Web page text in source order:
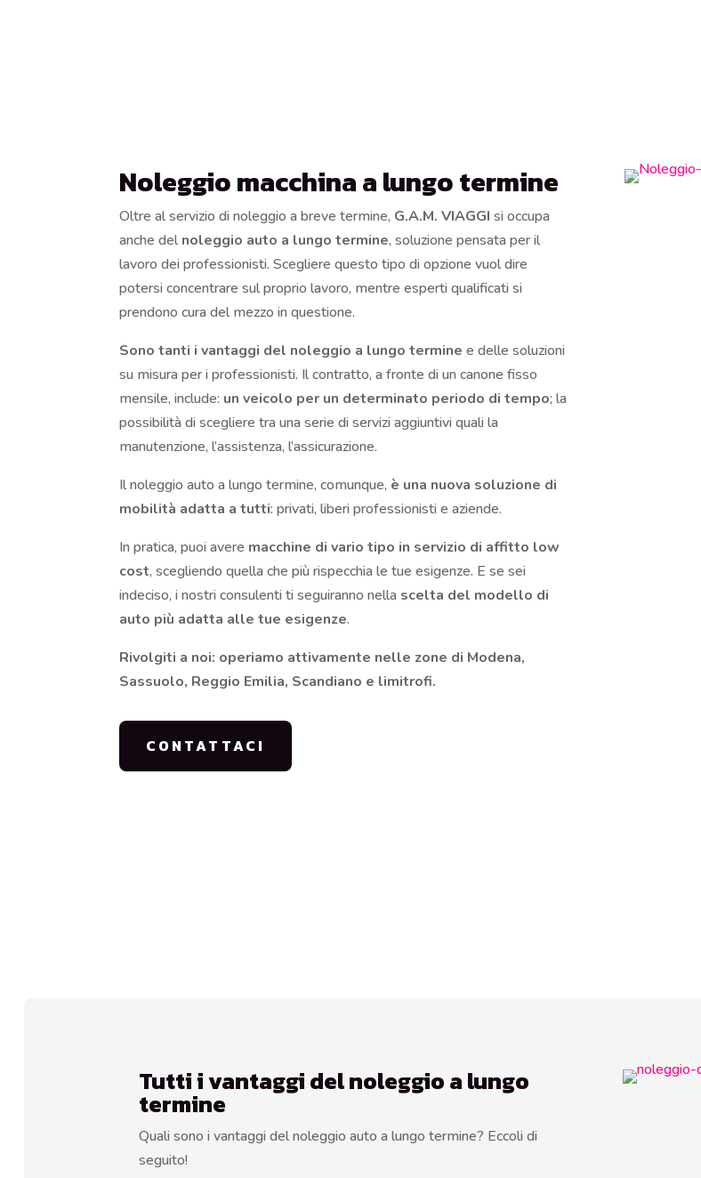
Noleggio macchina a lungo termine
Oltre al servizio di noleggio a breve termine, G.A.M. VIAGGI si occupa
anche del noleggio auto a lungo termine, soluzione pensata per il
lavoro dei professionisti. Scegliere questo tipo di opzione vuol dire
potersi concentrare sul proprio lavoro, mentre esperti qualificati si
prendono cura del mezzo in questione.
Sono tanti i vantaggi del noleggio a lungo termine e delle soluzioni
su misura per i professionisti. Il contratto, a fronte di un canone fisso
mensile, include: un veicolo per un determinato periodo di tempo; la
possibilità di scegliere tra una serie di servizi aggiuntivi quali la
manutenzione, l’assistenza, l’assicurazione.
Il noleggio auto a lungo termine, comunque, è una nuova soluzione di
mobilità adatta a tutti: privati, liberi professionisti e aziende.
In pratica, puoi avere macchine di vario tipo in servizio di affitto low
cost, scegliendo quella che più rispecchia le tue esigenze. E se sei
indeciso, i nostri consulenti ti seguiranno nella scelta del modello di
auto più adatta alle tue esigenze.
Rivolgiti a noi: operiamo attivamente nelle zone di Modena,
Sassuolo, Reggio Emilia, Scandiano e limitrofi.
CONTATTACI
Tutti i vantaggi del noleggio a lungo
termine
Quali sono i vantaggi del noleggio auto a lungo termine? Eccoli di
seguito!